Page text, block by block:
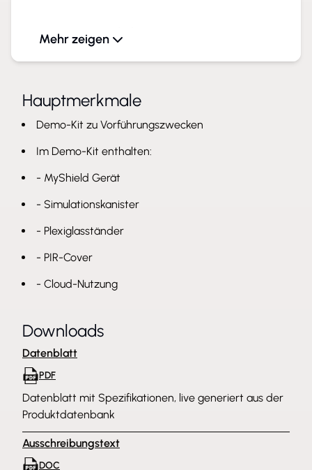
Das Demo-Kit enthält:
- MyShield Gerät
- Plexiglasständer
- PIR-Cover
- Cloud-Nutzung
We need your consent to
due to trackers that are not disclosed
needs to setup the site with their CMP
Powered by
Mehr zeigen
Hauptmerkmale
Demo-Kit zu Vorführungszwecken
Im Demo-Kit enthalten:
- MyShield Gerät
- Simulationskanister
- Plexiglasständer
- PIR-Cover
- Cloud-Nutzung
Downloads
Datenblatt
PDF
Datenblatt mit Spezifikationen, live generiert aus der
Produktdatenbank
Ausschreibungstext
DOC